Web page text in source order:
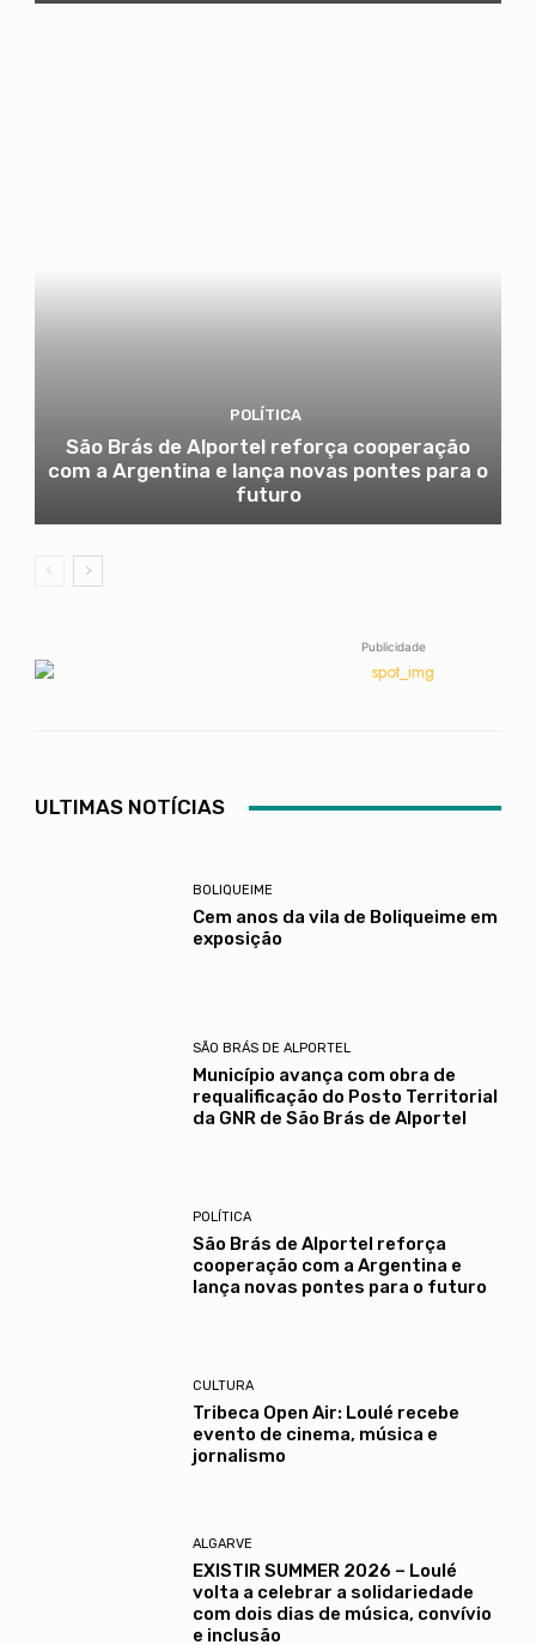
POLÍTICA
São Brás de Alportel reforça cooperação
com a Argentina e lança novas pontes para o
futuro
Publicidade
ULTIMAS NOTÍCIAS
BOLIQUEIME
Cem anos da vila de Boliqueime em
exposição
SÃO BRÁS DE ALPORTEL
Município avança com obra de
requalificação do Posto Territorial
da GNR de São Brás de Alportel
POLÍTICA
São Brás de Alportel reforça
cooperação com a Argentina e
lança novas pontes para o futuro
CULTURA
Tribeca Open Air: Loulé recebe
evento de cinema, música e
jornalismo
ALGARVE
EXISTIR SUMMER 2026 – Loulé
volta a celebrar a solidariedade
com dois dias de música, convívio
e inclusão